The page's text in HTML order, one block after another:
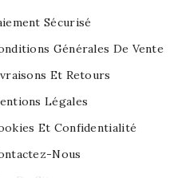
Sécurisé
Générales De Vente
Et Retours
Légales
Et Confidentialité
Nous